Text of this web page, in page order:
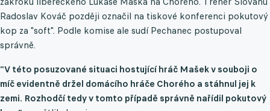
Radoslav Kováč později označil na tiskové konferenci pokutový
kop za "soft". Podle komise ale sudí Pechanec postupoval
správně.
"V této posuzované situaci hostující hráč Mašek v souboji o
míč evidentně držel domácího hráče Chorého a stáhnul jej k
zemi. Rozhodčí tedy v tomto případě správně nařídil pokutový